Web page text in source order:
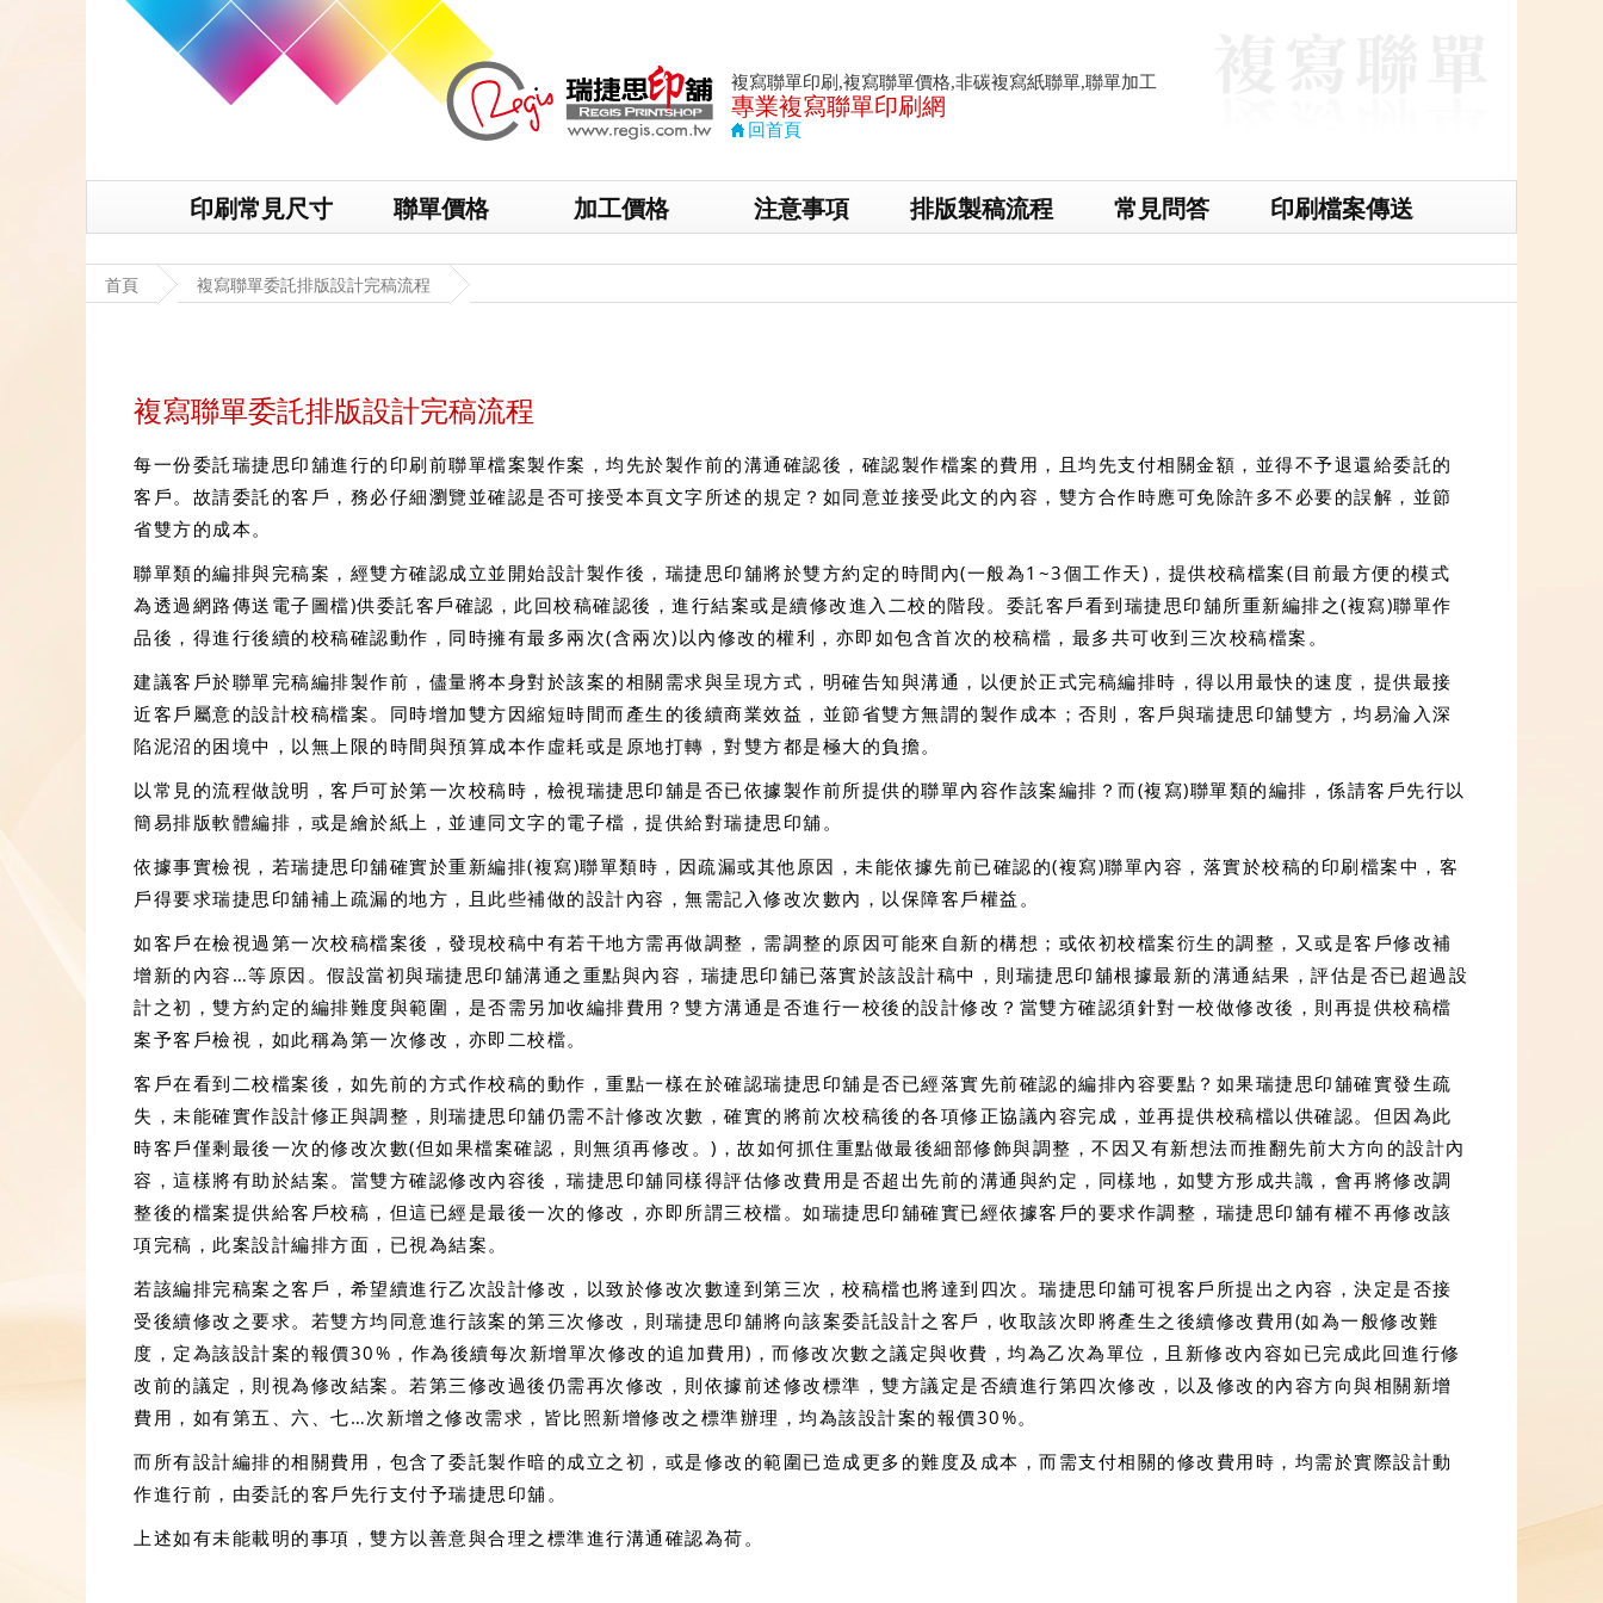
複寫聯單印刷,複寫聯單價格,非碳複寫紙聯單,聯單加工
專業複寫聯單印刷網
回首頁
印刷常見尺寸 聯單價格 加工價格 注意事項 排版製稿流程 常見問答 印刷檔案傳送
首頁 複寫聯單委託排版設計完稿流程
複寫聯單委託排版設計完稿流程
每一份委託瑞捷思印舖進行的印刷前聯單檔案製作案，均先於製作前的溝通確認後，確認製作檔案的費用，且均先支付相關金額，並得不予退還給委託的
客戶。故請委託的客戶，務必仔細瀏覽並確認是否可接受本頁文字所述的規定？如同意並接受此文的內容，雙方合作時應可免除許多不必要的誤解，並節
省雙方的成本。
聯單類的編排與完稿案，經雙方確認成立並開始設計製作後，瑞捷思印舖將於雙方約定的時間內(一般為1~3個工作天)，提供校稿檔案(目前最方便的模式
為透過網路傳送電子圖檔)供委託客戶確認，此回校稿確認後，進行結案或是續修改進入二校的階段。委託客戶看到瑞捷思印舖所重新編排之(複寫)聯單作
品後，得進行後續的校稿確認動作，同時擁有最多兩次(含兩次)以內修改的權利，亦即如包含首次的校稿檔，最多共可收到三次校稿檔案。
建議客戶於聯單完稿編排製作前，儘量將本身對於該案的相關需求與呈現方式，明確告知與溝通，以便於正式完稿編排時，得以用最快的速度，提供最接
近客戶屬意的設計校稿檔案。同時增加雙方因縮短時間而產生的後續商業效益，並節省雙方無謂的製作成本；否則，客戶與瑞捷思印舖雙方，均易淪入深
陷泥沼的困境中，以無上限的時間與預算成本作虛耗或是原地打轉，對雙方都是極大的負擔。
以常見的流程做說明，客戶可於第一次校稿時，檢視瑞捷思印舖是否已依據製作前所提供的聯單內容作該案編排？而(複寫)聯單類的編排，係請客戶先行以
簡易排版軟體編排，或是繪於紙上，並連同文字的電子檔，提供給對瑞捷思印舖。
依據事實檢視，若瑞捷思印舖確實於重新編排(複寫)聯單類時，因疏漏或其他原因，未能依據先前已確認的(複寫)聯單內容，落實於校稿的印刷檔案中，客
戶得要求瑞捷思印舖補上疏漏的地方，且此些補做的設計內容，無需記入修改次數內，以保障客戶權益。
如客戶在檢視過第一次校稿檔案後，發現校稿中有若干地方需再做調整，需調整的原因可能來自新的構想；或依初校檔案衍生的調整，又或是客戶修改補
增新的內容…等原因。假設當初與瑞捷思印舖溝通之重點與內容，瑞捷思印舖已落實於該設計稿中，則瑞捷思印舖根據最新的溝通結果，評估是否已超過設
計之初，雙方約定的編排難度與範圍，是否需另加收編排費用？雙方溝通是否進行一校後的設計修改？當雙方確認須針對一校做修改後，則再提供校稿檔
案予客戶檢視，如此稱為第一次修改，亦即二校檔。
客戶在看到二校檔案後，如先前的方式作校稿的動作，重點一樣在於確認瑞捷思印舖是否已經落實先前確認的編排內容要點？如果瑞捷思印舖確實發生疏
失，未能確實作設計修正與調整，則瑞捷思印舖仍需不計修改次數，確實的將前次校稿後的各項修正協議內容完成，並再提供校稿檔以供確認。但因為此
時客戶僅剩最後一次的修改次數(但如果檔案確認，則無須再修改。)，故如何抓住重點做最後細部修飾與調整，不因又有新想法而推翻先前大方向的設計內
容，這樣將有助於結案。當雙方確認修改內容後，瑞捷思印舖同樣得評估修改費用是否超出先前的溝通與約定，同樣地，如雙方形成共識，會再將修改調
整後的檔案提供給客戶校稿，但這已經是最後一次的修改，亦即所謂三校檔。如瑞捷思印舖確實已經依據客戶的要求作調整，瑞捷思印舖有權不再修改該
項完稿，此案設計編排方面，已視為結案。
若該編排完稿案之客戶，希望續進行乙次設計修改，以致於修改次數達到第三次，校稿檔也將達到四次。瑞捷思印舖可視客戶所提出之內容，決定是否接
受後續修改之要求。若雙方均同意進行該案的第三次修改，則瑞捷思印舖將向該案委託設計之客戶，收取該次即將產生之後續修改費用(如為一般修改難
度，定為該設計案的報價30%，作為後續每次新增單次修改的追加費用)，而修改次數之議定與收費，均為乙次為單位，且新修改內容如已完成此回進行修
改前的議定，則視為修改結案。若第三修改過後仍需再次修改，則依據前述修改標準，雙方議定是否續進行第四次修改，以及修改的內容方向與相關新增
費用，如有第五、六、七…次新增之修改需求，皆比照新增修改之標準辦理，均為該設計案的報價30%。
而所有設計編排的相關費用，包含了委託製作暗的成立之初，或是修改的範圍已造成更多的難度及成本，而需支付相關的修改費用時，均需於實際設計動
作進行前，由委託的客戶先行支付予瑞捷思印舖。
上述如有未能載明的事項，雙方以善意與合理之標準進行溝通確認為荷。